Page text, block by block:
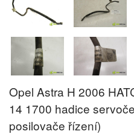
Opel Astra H 2006
14 1700 hadice
posilovače řízení)